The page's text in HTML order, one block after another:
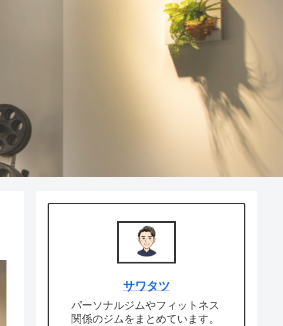
サワタツ
パーソナルジムやフィットネス
関係のジムをまとめています。